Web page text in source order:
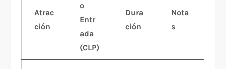
Atrac
ción
o
Entr
ada
(CLP)
Dura
ción
Nota
s